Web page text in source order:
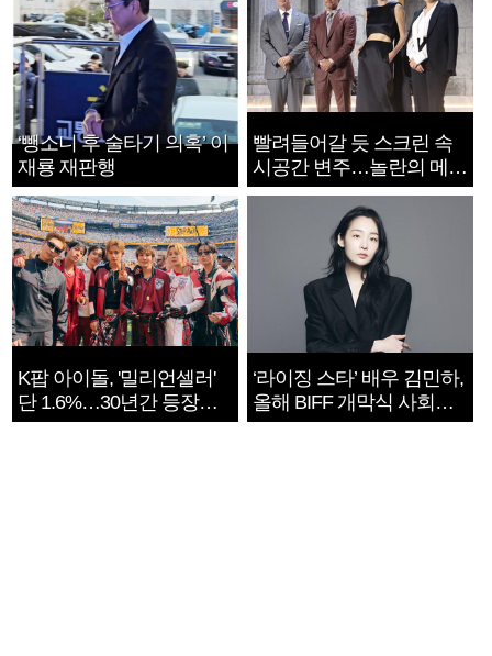
‘뺑소니 후 술타기 의혹’ 이
재룡 재판행
빨려들어갈 듯 스크린 속
시공간 변주…놀란의 메시
지는 ‘전쟁 속죄’
K팝 아이돌, '밀리언셀러'
단 1.6%…30년간 등장
1182개팀 전수조사
‘라이징 스타’ 배우 김민하,
올해 BIFF 개막식 사회자
확정